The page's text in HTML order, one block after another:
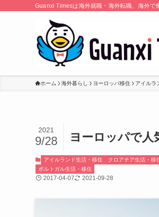
Guanxi Timesは海外就職・海外転職、海外で
ホーム 海外暮らし ヨーロッパ移住 アイルラ
ヨーロッパで人
2021
9/28
アイルランド生活・移住 クロアチア生活・移
ポルトガル生活・移住
2017-04-07 2021-09-28